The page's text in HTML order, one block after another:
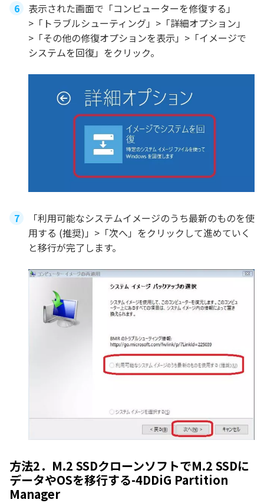
表示された画面で「コンピューターを修復する」
>「トラブルシューティング」>「詳細オプション」
>「その他の修復オプションを表示」>「イメージで
システムを回復」をクリック。
「利用可能なシステムイメージのうち最新のものを使
用する (推奨)」>「次へ」をクリックして進めていく
と移行が完了します。
方法2．M.2 SSDクローンソフトでM.2 SSDに
データやOSを移行する-4DDiG Partition
Manager